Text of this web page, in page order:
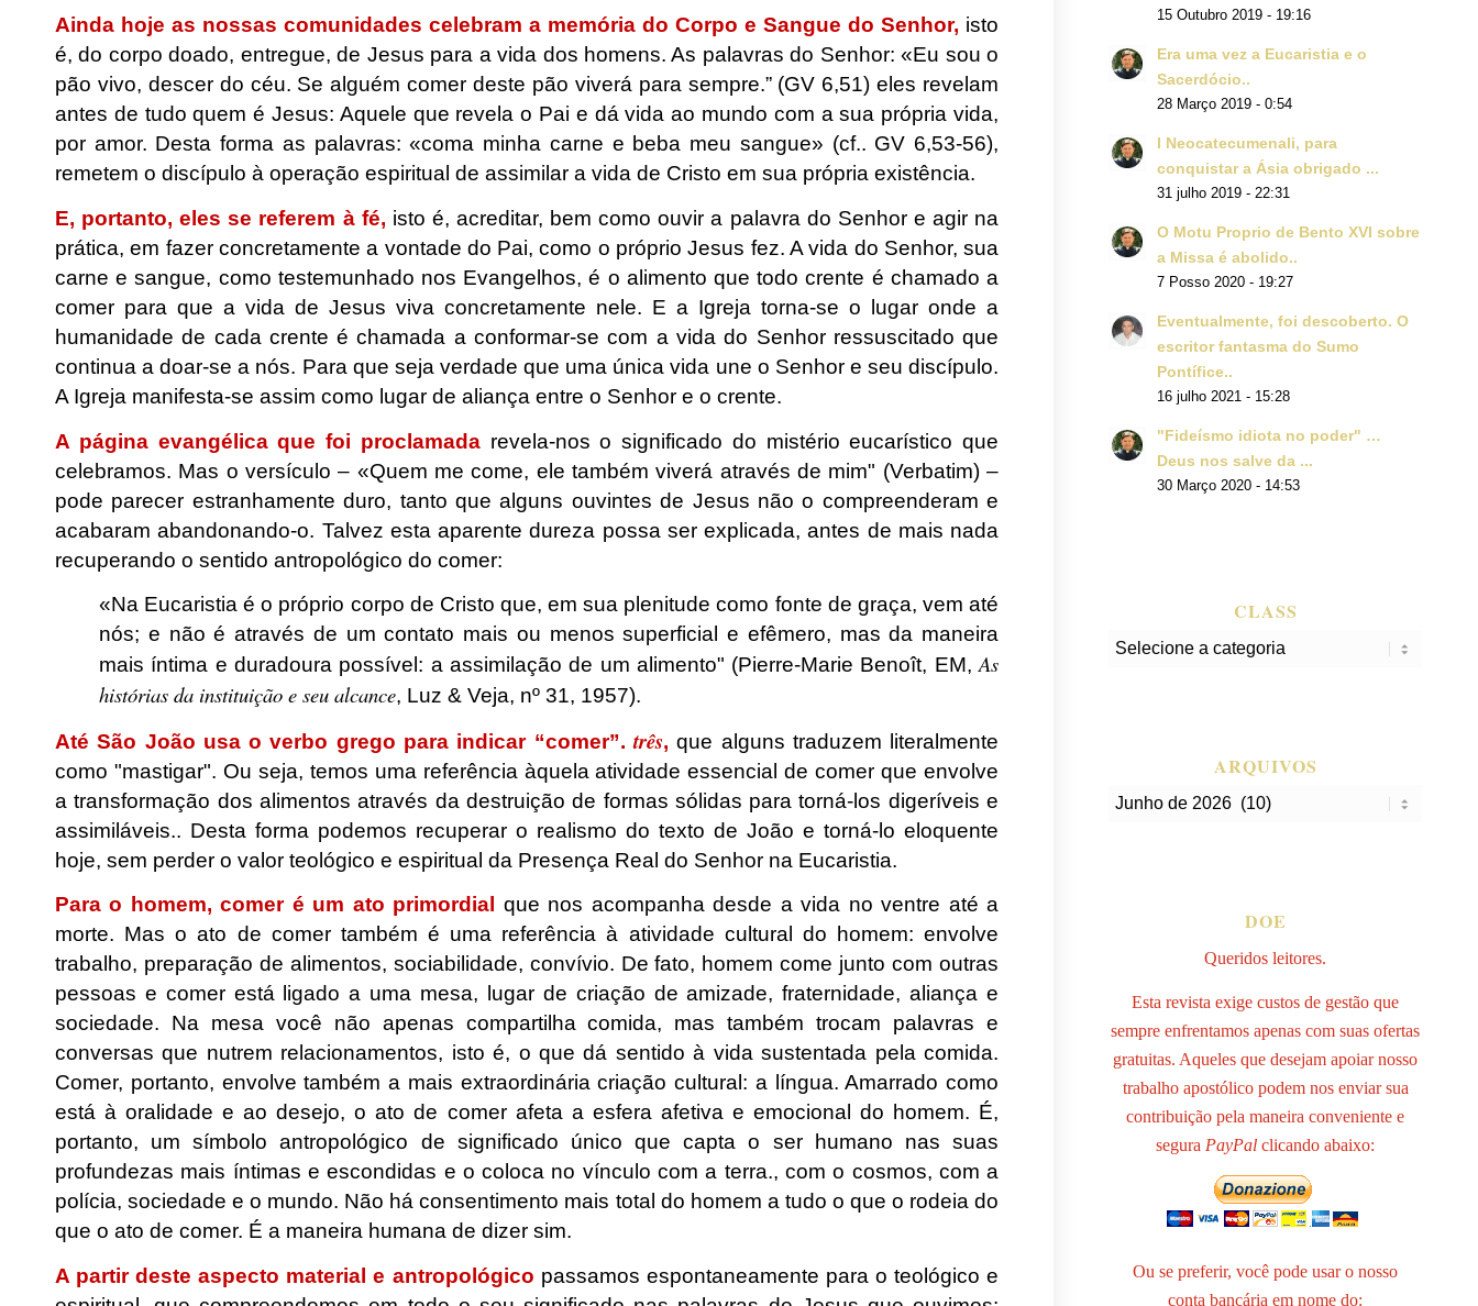
Ainda hoje as nossas comunidades celebram a memória do Corpo e Sangue do Senhor, isto
é, do corpo doado, entregue, de Jesus para a vida dos homens. As palavras do Senhor: «Eu sou o
pão vivo, descer do céu. Se alguém comer deste pão viverá para sempre.” (GV 6,51) eles revelam
antes de tudo quem é Jesus: Aquele que revela o Pai e dá vida ao mundo com a sua própria vida,
por amor. Desta forma as palavras: «coma minha carne e beba meu sangue» (cf.. GV 6,53-56),
remetem o discípulo à operação espiritual de assimilar a vida de Cristo em sua própria existência.
E, portanto, eles se referem à fé, isto é, acreditar, bem como ouvir a palavra do Senhor e agir na
prática, em fazer concretamente a vontade do Pai, como o próprio Jesus fez. A vida do Senhor, sua
carne e sangue, como testemunhado nos Evangelhos, é o alimento que todo crente é chamado a
comer para que a vida de Jesus viva concretamente nele. E a Igreja torna-se o lugar onde a
humanidade de cada crente é chamada a conformar-se com a vida do Senhor ressuscitado que
continua a doar-se a nós. Para que seja verdade que uma única vida une o Senhor e seu discípulo.
A Igreja manifesta-se assim como lugar de aliança entre o Senhor e o crente.
A página evangélica que foi proclamadarevela-nos o significado do mistério eucarístico que
celebramos. Mas o versículo – «Quem me come, ele também viverá através de mim" (Verbatim) –
pode parecer estranhamente duro, tanto que alguns ouvintes de Jesus não o compreenderam e
acabaram abandonando-o. Talvez esta aparente dureza possa ser explicada, antes de mais nada
recuperando o sentido antropológico do comer:
«Na Eucaristia é o próprio corpo de Cristo que, em sua plenitude como fonte de graça, vem até
nós; e não é através de um contato mais ou menos superficial e efêmero, mas da maneira
mais íntima e duradoura possível: a assimilação de um alimento" (Pierre-Marie Benoît, EM,As
histórias da instituição e seu alcance, Luz & Veja, nº 31, 1957).
Até São João usa o verbo grego para indicar “comer”.três, que alguns traduzem literalmente
como "mastigar". Ou seja, temos uma referência àquela atividade essencial de comer que envolve
a transformação dos alimentos através da destruição de formas sólidas para torná-los digeríveis e
assimiláveis.. Desta forma podemos recuperar o realismo do texto de João e torná-lo eloquente
hoje, sem perder o valor teológico e espiritual da Presença Real do Senhor na Eucaristia.
Para o homem, comer é um ato primordial
que nos acompanha desde a vida no ventre até a
morte. Mas o ato de comer também é uma referência à atividade cultural do homem: envolve
trabalho, preparação de alimentos, sociabilidade, convívio. De fato, homem come junto com outras
pessoas e comer está ligado a uma mesa, lugar de criação de amizade, fraternidade, aliança e
sociedade. Na mesa você não apenas compartilha comida, mas também trocam palavras e
conversas que nutrem relacionamentos, isto é, o que dá sentido à vida sustentada pela comida.
Comer, portanto, envolve também a mais extraordinária criação cultural: a língua. Amarrado como
está à oralidade e ao desejo, o ato de comer afeta a esfera afetiva e emocional do homem. É,
portanto, um símbolo antropológico de significado único que capta o ser humano nas suas
profundezas mais íntimas e escondidas e o coloca no vínculo com a terra., com o cosmos, com a
polícia, sociedade e o mundo. Não há consentimento mais total do homem a tudo o que o rodeia do
que o ato de comer. É a maneira humana de dizer sim.
A partir deste aspecto material e antropológico passamos espontaneamente para o teológico e
15 Outubro 2019 - 19:16
Era uma vez a Eucaristia e o
Sacerdócio..
28 Março 2019 - 0:54
I Neocatecumenali, para
conquistar a Ásia obrigado ...
31 julho 2019 - 22:31
O Motu Proprio de Bento XVI sobre
a Missa é abolido..
7 Posso 2020 - 19:27
Eventualmente, foi descoberto. O
escritor fantasma do Sumo
Pontífice..
16 julho 2021 - 15:28
"Fideísmo idiota no poder" …
Deus nos salve da ...
30 Março 2020 - 14:53
CLASS
class
ARQUIVOS
DOE
Queridos leitores.
Esta revista exige custos de gestão que
sempre enfrentamos apenas com suas ofertas
gratuitas. Aqueles que desejam apoiar nosso
trabalho apostólico podem nos enviar sua
contribuição pela maneira conveniente e
segura PayPal clicando abaixo:
Ou se preferir, você pode usar o nosso
conta bancária em nome do: